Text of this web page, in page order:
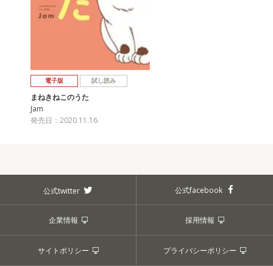
電子版 試し読み
まねきねこのうた
Jam
発売日：2020.11.16
公式twitter 公式facebook
企業情報 採用情報
サイトポリシー プライバシーポリシー